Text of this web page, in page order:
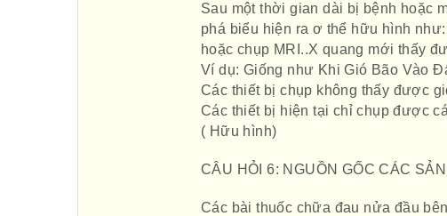
Sau một thời gian dài bị bệnh hoặc
phá biểu hiện ra ơ thể hữu hình
hoặc chụp MRI..X quang mới thấy
Ví dụ: Giống như Khi Gió Bão Vào
Các thiết bị chụp không thấy được
Các thiết bị hiện tại chỉ chụp được
( Hữu hình)
CÂU HỎI 6: NGUỒN GỐC CÁC
Các bài thuốc chữa đau nửa đầu